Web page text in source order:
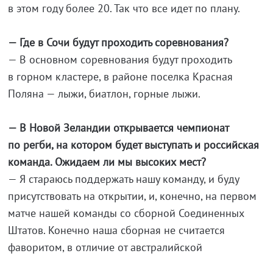
в этом году более 20. Так что все идет по плану.
— Где в Сочи будут проходить соревнования?
— В основном соревнования будут проходить
в горном кластере, в районе поселка Красная
Поляна — лыжи, биатлон, горные лыжи.
— В Новой Зеландии открывается чемпионат
по регби, на котором будет выступать и российская
команда. Ожидаем ли мы высоких мест?
— Я стараюсь поддержать нашу команду, и буду
присутствовать на открытии, и, конечно, на первом
матче нашей команды со сборной Соединенных
Штатов. Конечно наша сборная не считается
фаворитом, в отличие от австралийской